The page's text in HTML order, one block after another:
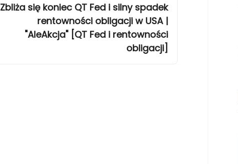
Zbliża się koniec QT Fed i silny spadek
rentowności obligacji w USA |
"AleAkcja" [QT Fed i rentowności
obligacji]